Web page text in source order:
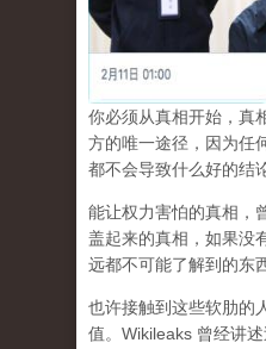
你必须从真相开始，真
方的唯一途径，因为任
都不会导致什么好的结
能让权力害怕的真相，
盖起来的真相，如果没
远都不可能了解到的东
也许接触到这些软肋的
值。Wikileaks 曾经讲